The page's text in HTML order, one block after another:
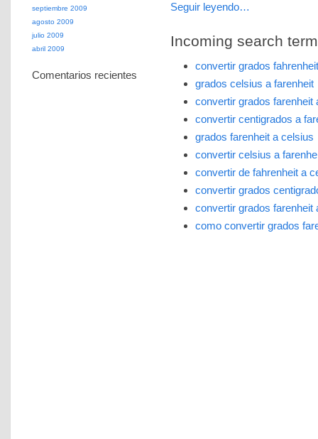
Seguir leyendo…
Incoming search
convertir grados
grados celsius a farenheit
convertir grados farenheit
convertir centigrados a
grados farenheit a celsius
convertir celsius a
convertir de fahrenheit a
convertir grados
convertir grados farenheit
como convertir grados
septiembre 2009
agosto 2009
julio 2009
abril 2009
Comentarios recientes